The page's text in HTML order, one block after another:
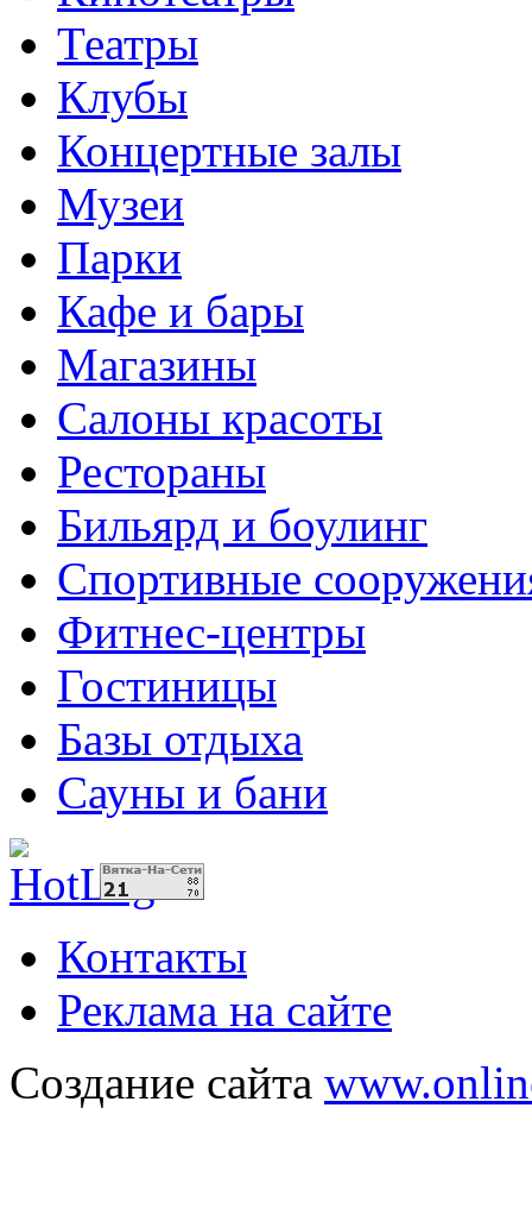
Театры
Клубы
Концертные залы
Музеи
Парки
Кафе и бары
Магазины
Салоны красоты
Рестораны
Бильярд и боулинг
Спортивные
Фитнес-центры
Гостиницы
Базы отдыха
Сауны и бани
Контакты
Реклама на сайте
Создание сайта